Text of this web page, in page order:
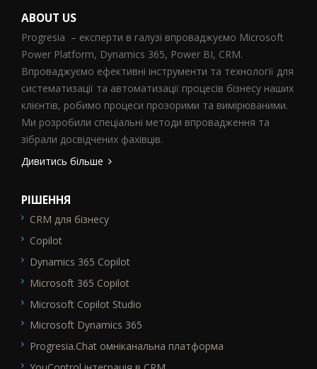
ABOUT US
Progresia – експерти в галузі впроваджуємо Microsoft
Power Platform, Dynamics 365, Power BI, CRM.
Впроваджуємо ефективні інструменти та технології для
систематизації та автоматизації процесів бізнесу наших
клієнтів, робимо процеси прозорими та вимірюваними.
Ми розробили спеціальні методи впровадження та
зібрали досвідчених фахівців.
Дивитись більше
РІШЕННЯ
SEO_FTR1
CRM для бізнесу
Copilot
Dynamics 365 Copilot
Microsoft 365 Copilot
Microsoft Copilot Studio
Microsoft Dynamics 365
Progresia.Chat омніканальна платформа